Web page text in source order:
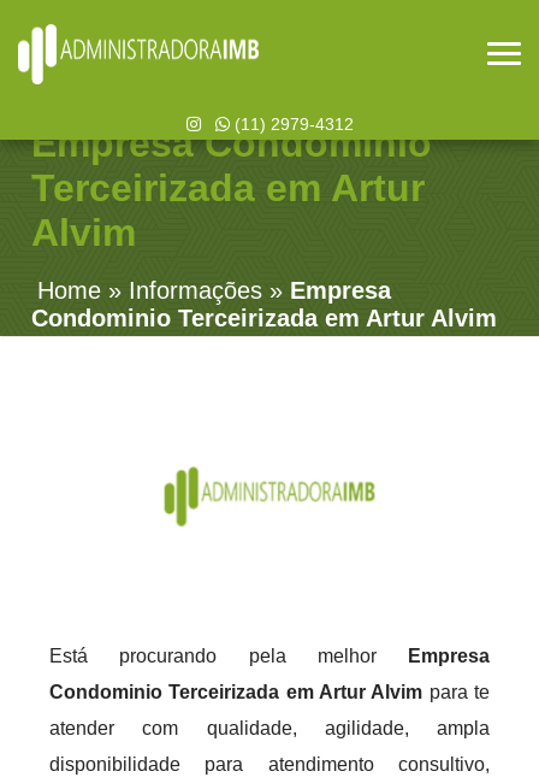
(11) 2979-4312
Empresa Condominio
Terceirizada em Artur
Alvim
Home » Informações » Empresa
Condominio Terceirizada em Artur Alvim
Está procurando pela melhor
Empresa
Condominio Terceirizada em Artur Alvim para te
atender com qualidade, agilidade, ampla
disponibilidade para atendimento consultivo,